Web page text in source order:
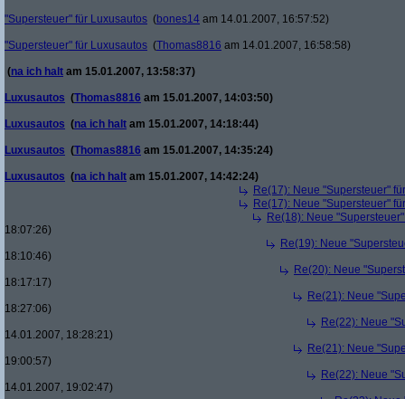
"Supersteuer" für Luxusautos (bones14 am 14.01.2007, 16:57:52)
"Supersteuer" für Luxusautos (Thomas8816 am 14.01.2007, 16:58:58)
(na ich halt am 15.01.2007, 13:58:37)
Luxusautos (Thomas8816 am 15.01.2007, 14:03:50)
Luxusautos (na ich halt am 15.01.2007, 14:18:44)
Luxusautos (Thomas8816 am 15.01.2007, 14:35:24)
Luxusautos (na ich halt am 15.01.2007, 14:42:24)
Re(17): Neue "Supersteuer"
Re(17): Neue "Supersteuer"
Re(18): Neue
18:07:26)
Re(19): Neue
18:10:46)
Re(20): Neue
18:17:17)
Re(21): Neue
18:27:06)
Re(22): Neue
14.01.2007, 18:28:21)
Re(21): Neue
19:00:57)
Re(22): Neue
14.01.2007, 19:02:47)